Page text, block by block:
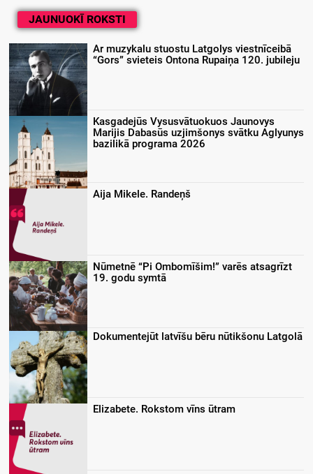
JAUNUOKĪ ROKSTI
Ar muzykalu stuostu Latgolys viestnīceibā
“Gors” svieteis Ontona Rupaiņa 120. jubileju
Kasgadejūs Vysusvātuokuos Jaunovys
Marijis Dabasūs uzjimšonys svātku Aglyunys
bazilikā programa 2026
Aija Mikele. Randeņš
Nūmetnē “Pi Ombomīšim!” varēs atsagrīzt
19. godu symtā
Dokumentejūt latvīšu bēru nūtikšonu Latgolā
Elizabete. Rokstom vīns ūtram